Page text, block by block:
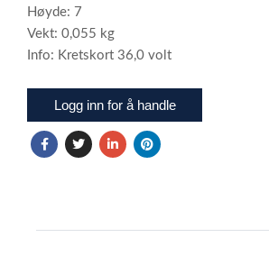
Høyde: 7
Vekt: 0,055 kg
Info: Kretskort 36,0 volt
Logg inn for å handle